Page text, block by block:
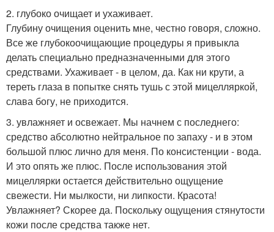
2. глубоко очищает и ухаживает.
Глубину очищения оценить мне, честно говоря, сложно.
Все же глубокоочищающие процедуры я привыкла
делать специально предназначенными для этого
средствами. Ухаживает - в целом, да. Как ни крути, а
тереть глаза в попытке снять тушь с этой мицелляркой,
слава богу, не приходится.
3. увлажняет и освежает. Мы начнем с последнего:
средство абсолютно нейтральное по запаху - и в этом
большой плюс лично для меня. По консистенции - вода.
И это опять же плюс. После использования этой
мицеллярки остается действительно ощущение
свежести. Ни мылкости, ни липкости. Красота!
Увлажняет? Скорее да. Поскольку ощущения стянутости
кожи после средства также нет.